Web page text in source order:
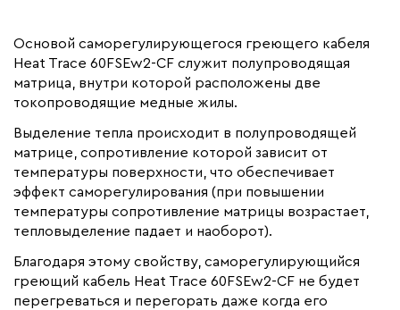
Основой саморегулирующегося греющего кабеля
Heat Trace 60FSEw2-CF служит полупроводящая
матрица, внутри которой расположены две
токопроводящие медные жилы.
Выделение тепла происходит в полупроводящей
матрице, сопротивление которой зависит от
температуры поверхности, что обеспечивает
эффект саморегулирования (при повышении
температуры сопротивление матрицы возрастает,
тепловыделение падает и наоборот).
Благодаря этому свойству, саморегулирующийся
греющий кабель Heat Trace 60FSEw2-CF не будет
перегреваться и перегорать даже когда его